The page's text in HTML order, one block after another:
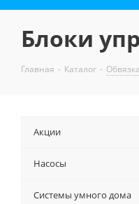
Блоки
Главная - Каталог -
Акции
Насосы
Системы умного дома